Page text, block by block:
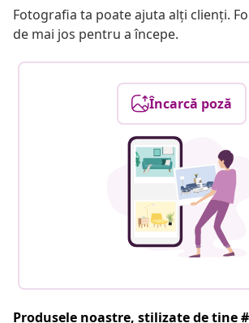
Fotografia ta poate ajuta alți clienți.
de mai jos pentru a începe.
Încarcă poză
Produsele noastre, stilizate de tine